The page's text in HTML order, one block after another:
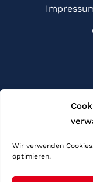
Wir verwenden
optimieren.